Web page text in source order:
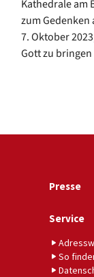
Kathedrale am
zum
7. Oktober
Gott zu
Presse
Service
So